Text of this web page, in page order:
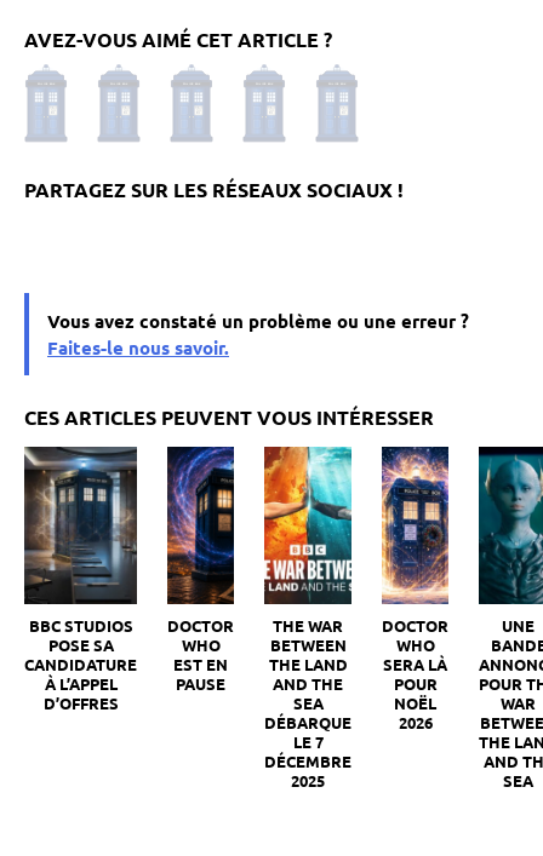
AVEZ-VOUS AIMÉ CET ARTICLE ?
Vous avez constaté un problème ou une erreur ?
Faites-le nous savoir.
BBC STUDIOS
POSE SA
CANDIDATURE
À L’APPEL
D’OFFRES
DOCTOR
WHO
EST EN
PAUSE
THE WAR
BETWEEN
THE LAND
AND THE
SEA
DÉBARQUE
LE 7
DÉCEMBRE
2025
DOCTOR
WHO
SERA LÀ
POUR
NOËL
2026
UNE
POUR
WAR
THE
AND
SEA